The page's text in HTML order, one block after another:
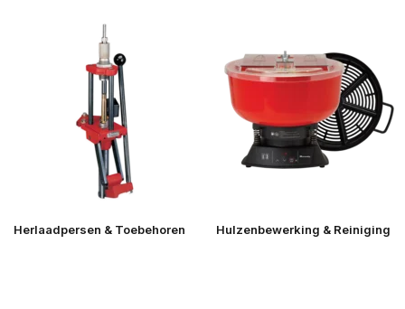
Herlaadpersen & Toebehoren Hulzenbewerking & Reiniging